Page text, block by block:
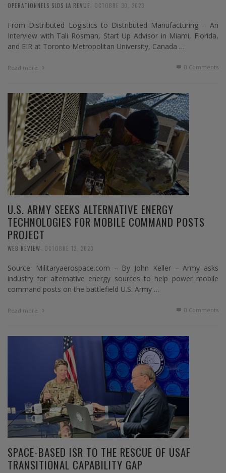
OPERATIONNELS SLDS LA REVUE OCTOBRE 30, 2023
From Distributed Logistics to Distributed Manufacturing – An
Interview with Tali Rosman, Start Up Advisor in Miami, Florida,
and EIR at Toronto Metropolitan University, Canada …
Read more 0 Comments
U.S. ARMY SEEKS ALTERNATIVE ENERGY
TECHNOLOGIES FOR MOBILE COMMAND POSTS
PROJECT
WEB REVIEW OCTOBRE 12, 2023
Source: Militaryaerospace.com – By John Keller – Army asks
industry for alternative energy sources to help power mobile
command posts on the battlefield U.S. Army …
Read more 0 Comments
SPACE-BASED ISR TO THE RESCUE OF USAF
TRANSITIONAL CAPABILITY GAP